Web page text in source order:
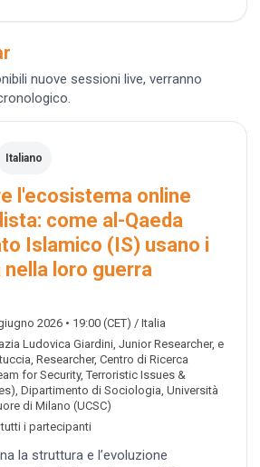
nuove sessioni live, verranno
Italiano
l'ecosistema online
come al-Qaeda
Islamico (IS) usano i
loro guerra
2026 • 19:00 (CET) / Italia
Ludovica Giardini, Junior Researcher, e
Researcher, Centro di Ricerca
for Security, Terroristic Issues &
Dipartimento di Sociologia, Università
di Milano (UCSC)
i partecipanti
la struttura e l’evoluzione